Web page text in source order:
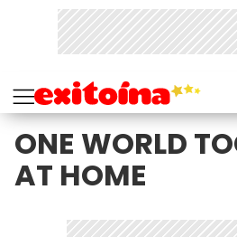
ONE WORLD
AT HOME